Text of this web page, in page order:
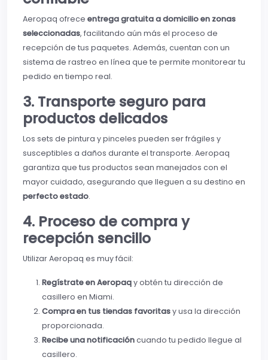
Aeropaq ofrece entrega gratuita a domicilio en zonas
seleccionadas, facilitando aún más el proceso de
recepción de tus paquetes. Además, cuentan con un
sistema de rastreo en línea que te permite monitorear tu
pedido en tiempo real.
3. Transporte seguro para
productos delicados
Los sets de pintura y pinceles pueden ser frágiles y
susceptibles a daños durante el transporte. Aeropaq
garantiza que tus productos sean manejados con el
mayor cuidado, asegurando que lleguen a su destino en
perfecto estado.
4. Proceso de compra y
recepción sencillo
Utilizar Aeropaq es muy fácil:
Regístrate en Aeropaqy obtén tu dirección de
casillero en Miami.
Compra en tus tiendas favoritasy usa la dirección
proporcionada.
Recibe una notificacióncuando tu pedido llegue al
casillero.